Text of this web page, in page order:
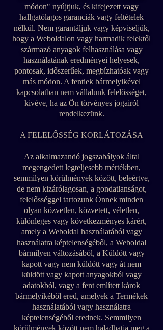
módon" nyújtjuk, és kifejezett vagy
hallgatólagos garanciák vagy feltételek
nélkül. Nem garantáljuk vagy képviseljük,
hogy a Weboldalon vagy harmadik felektől
származó anyagok felhasználása vagy
használatának eredményei helyesek,
pontosak, időszerűek, megbízhatóak vagy
más módon. A fentiek bármelyikével
kapcsolatban nem vállalunk felelősséget,
kivéve, ha az Ön törvényes jogairól
rendelkezünk.
A FELELŐSSÉG KORLÁTOZÁSA
Az alkalmazandó jogszabályok által
megengedett legteljesebb mértékben,
semmilyen körülmények között, beleértve,
de nem kizárólagosan, a gondatlanságot,
felelősséggel tartozunk Önnek minden
olyan közvetlen, közvetett, véletlen,
különleges vagy következményes kárért,
amely a Weboldal használatából vagy
használatra képtelenségéből, a Weboldal
bármilyen változásából, a Küldött vagy
kapott vagy nem küldött vagy át nem
küldött vagy kapott anyagokból vagy
adatokból, vagy a fent említett károk
bármelyikéből ered, amelyek a Termékek
használatából vagy használatra
képtelenségéből erednek. Semmilyen
körülmények között nem haladhatja meg a